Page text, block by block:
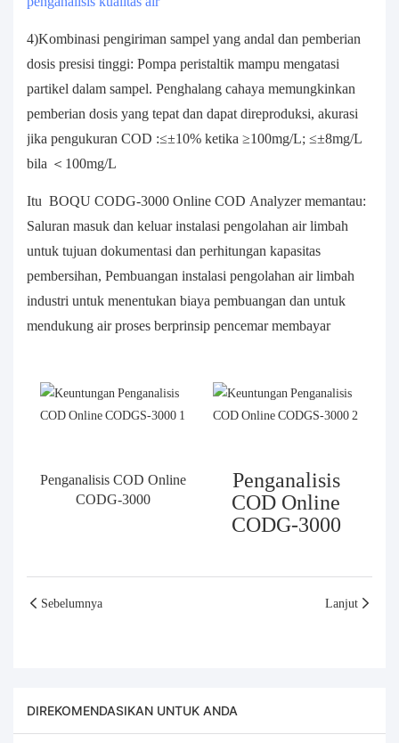
4)Kombinasi pengiriman sampel yang andal dan pemberian
dosis presisi tinggi: Pompa peristaltik mampu mengatasi
partikel dalam sampel. Penghalang cahaya memungkinkan
pemberian dosis yang tepat dan dapat direproduksi, akurasi
jika pengukuran COD :≤±10% ketika ≥100mg/L; ≤±8mg/L
bila ＜100mg/L
Itu BOQU CODG-3000 Online COD Analyzer memantau:
Saluran masuk dan keluar instalasi pengolahan air limbah
untuk tujuan dokumentasi dan perhitungan kapasitas
pembersihan, Pembuangan instalasi pengolahan air limbah
industri untuk menentukan biaya pembuangan dan untuk
mendukung air proses berprinsip pencemar membayar
Penganalisis COD Online
CODG-3000
Penganalisis
COD Online
CODG-3000
Sebelumnya Lanjut
DIREKOMENDASIKAN UNTUK ANDA